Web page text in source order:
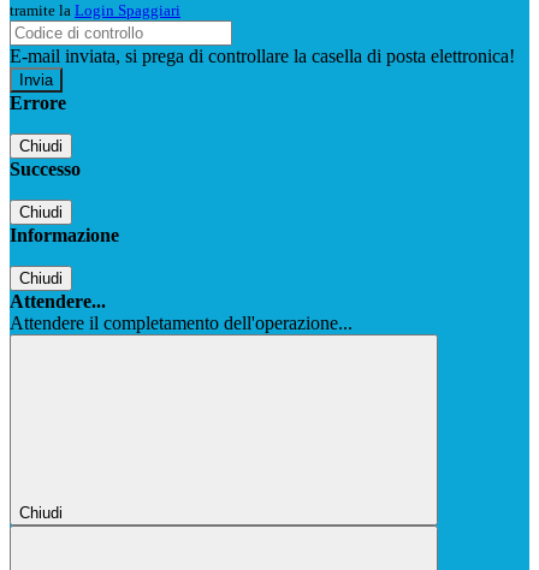
tramite la Login Spaggiari
E-mail inviata, si prega di controllare la casella di posta elettronica!
Errore
Chiudi
Successo
Chiudi
Informazione
Chiudi
Attendere...
Attendere il completamento dell'operazione...
Chiudi